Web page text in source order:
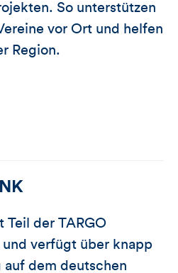
So unterstützen
vor Ort und helfen
Region.
Teil der TARGO
verfügt über knapp
auf dem deutschen